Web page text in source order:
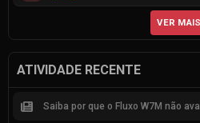
VER MAIS
ATIVIDADE RECENTE